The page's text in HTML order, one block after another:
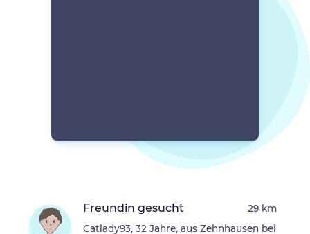
Freundin gesucht
Catlady93, 32 Jahre, aus Zehnhausen bei
29 km